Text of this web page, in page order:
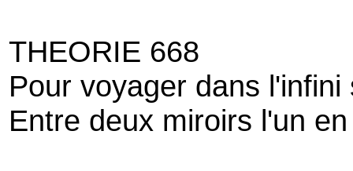
THEORIE 668
Pour voyager dans l'infini
Entre deux miroirs l'un